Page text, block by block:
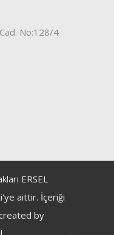
No:128/4
ERSEL
aittir. İçeriği
by